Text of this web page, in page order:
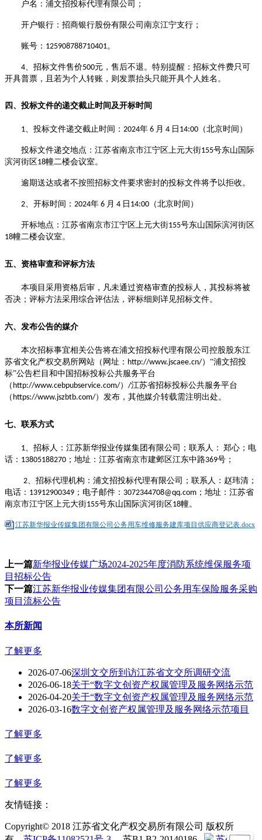
户名：浦文招投标代理有限公司；
开户银行：招商银行股份有限公司南京江宁支行；
账号： 125908788710401。
4 、招标文件售价500元，售后不退 。 特别提醒： 招标文件费只可
开具普票，且 若为个人转账，则发票抬头只能开具个人 姓名。
四、投标文件的递交截止时间及开标时间
1、投标文件递交截止时间： 2024年 6 月 4 日 14:00 （北京时间）
投标文件递交地点：江苏省南京市江宁区上元大街155号东山国际
滨河街区 18幢二楼会议室。
逾期送达或者不按照招标文件要求密封的投标文件将予以拒收。
2、开标时间： 2024年 6 月 4 日 14:00 （北京时间）
开标地点：江苏省南京市江宁区上元大街155号东山国际滨河街区
18幢二楼会议室。
五、资格审查和评标方法
本项目采用资格后审，凡未通过资格审查的投标人，其投标将被
否决；评标方法采用综合评估法，评标细则详见招标文件。
六、发布公告的媒介
本次招标事宜相关公告将在浦文招投标代理有限公司控股股东江
苏省文化产权交易所网站（网址： http://www.jscaee.cn/） “浦文招投
标”公告栏目和中国招标投标公共服务平台
（ http://www.cebpubservice.com/） /江苏省招标投标公共服务平台
（ https://www.jszbtb.com/）发布，其他媒介转载需注明出处。
七、 联系方式
1 招标人： 江苏新华报业传媒集团有限公司 ；联系人： 郑心；电
话： 13805188270 ；地址：江苏省南京市建邺区江东中路369号；
2
招标代理机构：浦文招投标代理有限公司；联系人：赵玮清；
电话： 13912900349 ；电子邮件： 3072344708@qq.com ；地址： 江苏省
南京市江宁区上元大街155号东山国际滨河街区 18幢。
江苏新华报业传媒集团有限公司公务用车维修服务建库项目供应商登记表.docx
上一篇新华报业传媒广场2024-2025年度消防系统维保服务项
目招标公告
下一篇江苏新华报业传媒集团有限公司公务用车保险服务采购
项目流标公告
本所新闻
了解更多
2026-07-06深圳文交所到访江苏省文交所调研交流
2026-06-18关于“数字文创资产权属管理及服务网络示范
2026-04-20关于“数字文创资产权属管理及服务网络示范
2026-03-16数字文创资产权属管理及服务网络示范项目
了解更多
了解更多
了解更多
友情链接：
Copyright© 2018 江苏省文化产权交易所有限公司 版权所